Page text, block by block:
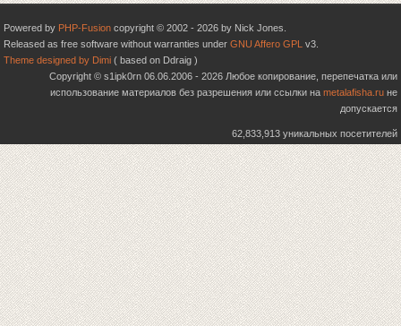
Powered by PHP-Fusion copyright © 2002 - 2026 by Nick Jones.
Released as free software without warranties under GNU Affero GPL v3.
Theme designed by Dimi ( based on Ddraig )
Copyright © s1ipk0rn 06.06.2006 - 2026 Любое копирование, перепечатка или
использование материалов без разрешения или ссылки на metalafisha.ru не
допускается
62,833,913 уникальных посетителей